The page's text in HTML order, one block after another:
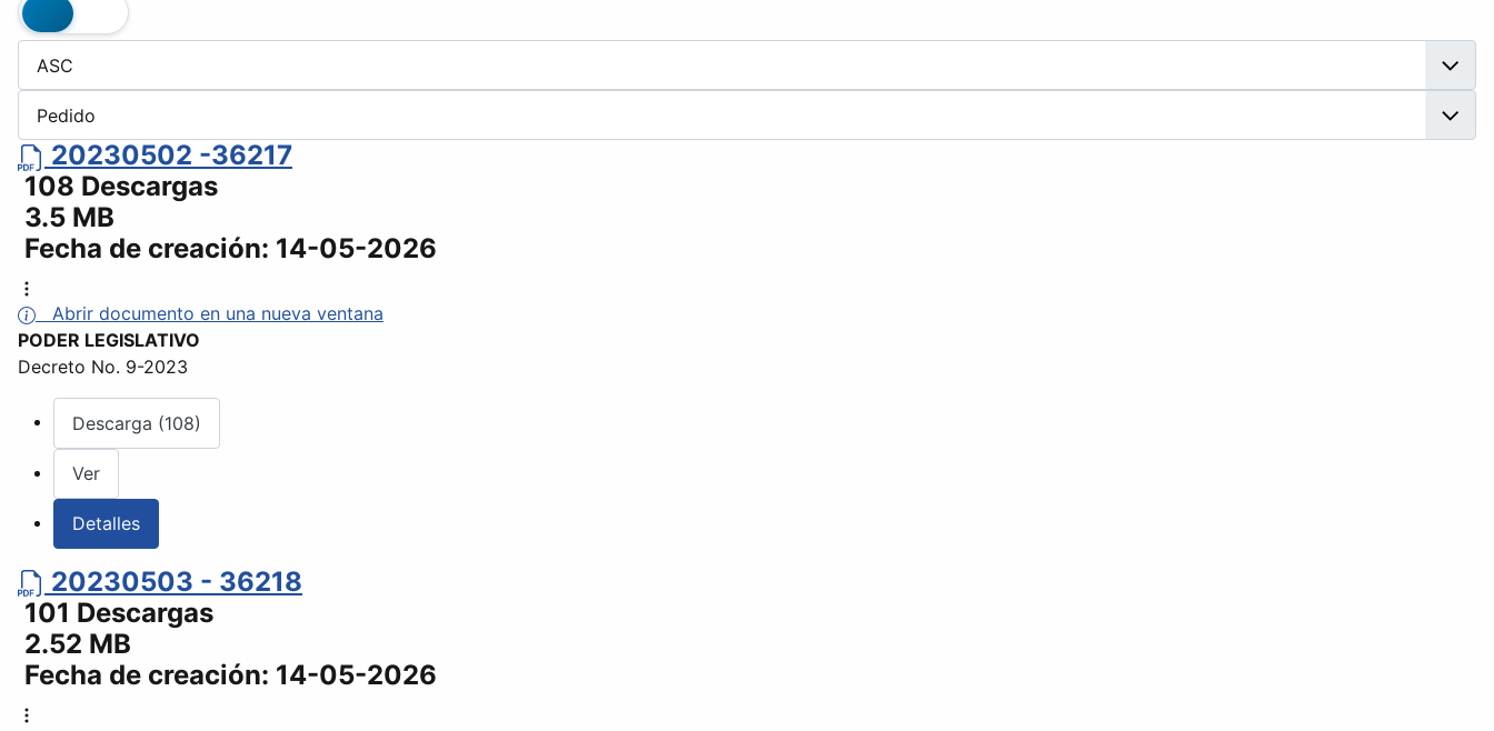
20230502 -36217
108 Descargas
3.5 MB
Fecha de creación: 14-05-2026
Abrir documento en una nueva ventana
PODER LEGISLATIVO
Decreto No. 9-2023
Descarga (108)
Ver
Detalles
20230503 - 36218
101 Descargas
2.52 MB
Fecha de creación: 14-05-2026